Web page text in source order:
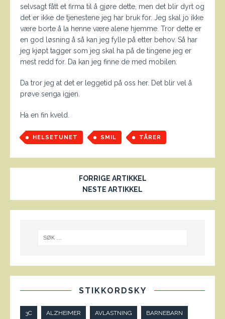
selvsagt fått et firma til å gjøre dette, men det blir dyrt og
det er ikke de tjenestene jeg har bruk for. Jeg skal jo ikke
være borte å la henne være alene hjemme. Tror dette er
en god løsning å så kan jeg fylle på etter behov. Så har
jeg kjøpt tagger som jeg skal ha på de tingene jeg er
mest redd for. Da kan jeg finne de med mobilen.
Da tror jeg at det er leggetid på oss her. Det blir vel å
prøve senga igjen.
Ha en fin kveld.
HELSETUNET SMIL TÅRER
FORRIGE ARTIKKEL
NESTE ARTIKKEL
STIKKORDSKY
3C ALZHEIMER AVLASTNING BARNEBARN